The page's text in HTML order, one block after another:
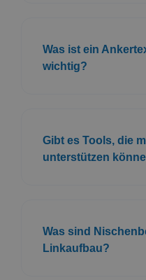
Was ist ein
wichtig?
Gibt es Tools, die
unterstützen
Was sind
Linkaufbau?